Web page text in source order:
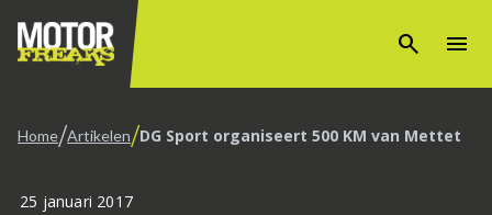
search menu
Home/Artikelen/DG Sport organiseert 500 KM van Mettet
25 januari 2017